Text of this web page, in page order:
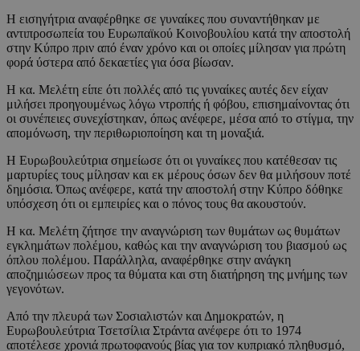
Η εισηγήτρια αναφέρθηκε σε γυναίκες που συναντήθηκαν με
αντιπροσωπεία του Ευρωπαϊκού Κοινοβουλίου κατά την αποστολή
στην Κύπρο πριν από έναν χρόνο και οι οποίες μίλησαν για πρώτη
φορά ύστερα από δεκαετίες για όσα βίωσαν.
Η κα. Μελέτη είπε ότι πολλές από τις γυναίκες αυτές δεν είχαν
μιλήσει προηγουμένως λόγω ντροπής ή φόβου, επισημαίνοντας ότι
οι συνέπειες συνεχίστηκαν, όπως ανέφερε, μέσα από το στίγμα, την
απομόνωση, την περιθωριοποίηση και τη μοναξιά.
Η Ευρωβουλεύτρια σημείωσε ότι οι γυναίκες που κατέθεσαν τις
μαρτυρίες τους μίλησαν και εκ μέρους όσων δεν θα μιλήσουν ποτέ
δημόσια. Όπως ανέφερε, κατά την αποστολή στην Κύπρο δόθηκε
υπόσχεση ότι οι εμπειρίες και ο πόνος τους θα ακουστούν.
Η κα. Μελέτη ζήτησε την αναγνώριση των θυμάτων ως θυμάτων
εγκλημάτων πολέμου, καθώς και την αναγνώριση του βιασμού ως
όπλου πολέμου. Παράλληλα, αναφέρθηκε στην ανάγκη
αποζημιώσεων προς τα θύματα και στη διατήρηση της μνήμης των
γεγονότων.
Από την πλευρά των Σοσιαλιστών και Δημοκρατών, η
Ευρωβουλεύτρια Τσετσίλια Στράντα ανέφερε ότι το 1974
αποτέλεσε χρονιά πρωτοφανούς βίας για τον κυπριακό πληθυσμό,